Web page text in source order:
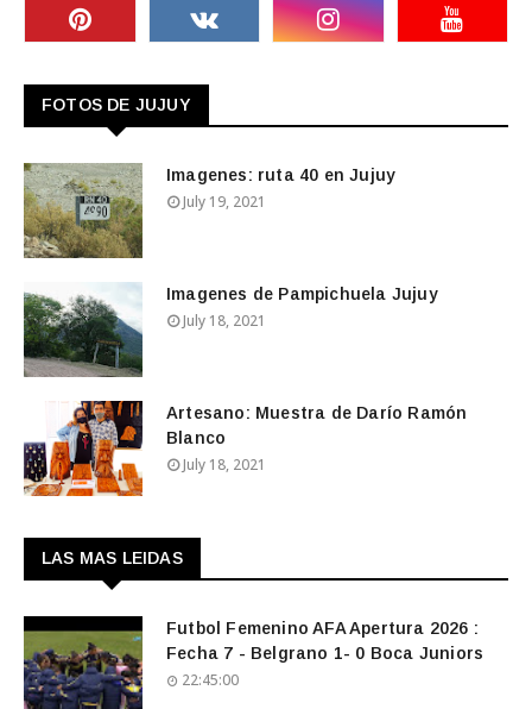
FOTOS DE JUJUY
Imagenes: ruta 40 en Jujuy
July 19, 2021
Imagenes de Pampichuela Jujuy
July 18, 2021
Artesano: Muestra de Darío Ramón
Blanco
July 18, 2021
LAS MAS LEIDAS
Futbol Femenino AFA Apertura 2026 :
Fecha 7 - Belgrano 1- 0 Boca Juniors
22:45:00